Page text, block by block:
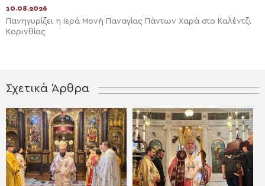
10.08.2026
Πανηγυρίζει η Ιερά Μονή Παναγίας Πάντων Χαρά στο Καλέντζι
Κορινθίας
Σχετικά Άρθρα